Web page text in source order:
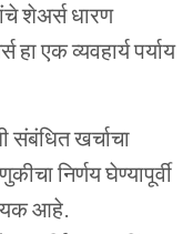
शेअर्स धारण
एक व्यवहार्य पर्याय
संबंधित खर्चाचा
निर्णय घेण्यापूर्वी
आहे.